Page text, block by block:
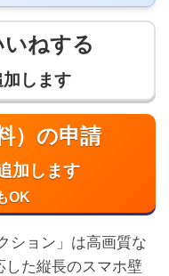
ねする
します
）の申請
加します
OK
ション」は高画質な
した縦長のスマホ壁